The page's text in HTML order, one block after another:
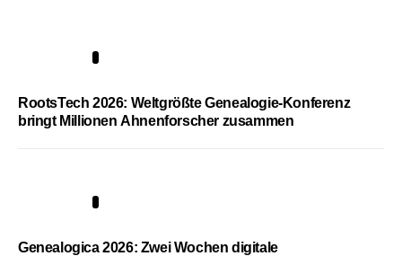
RootsTech 2026: Weltgrößte Genealogie-Konferenz
bringt Millionen Ahnenforscher zusammen
Genealogica 2026: Zwei Wochen digitale